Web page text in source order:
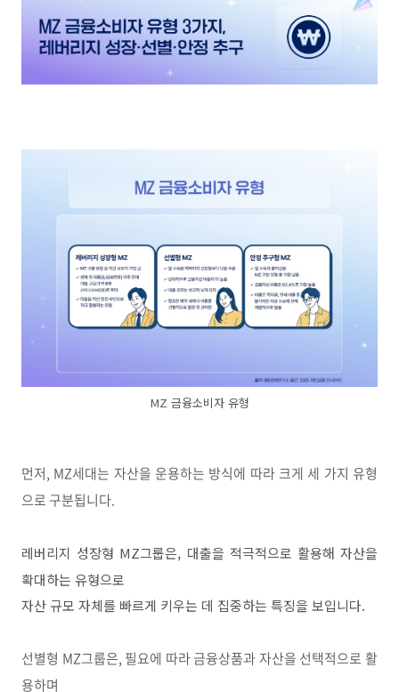
MZ 금융소비자 유형
먼저, MZ세대는 자산을 운용하는 방식에 따라 크게 세 가지 유형
으로 구분됩니다.
레버리지 성장형 MZ그룹은, 대출을 적극적으로 활용해 자산을
확대하는 유형으로
자산 규모 자체를 빠르게 키우는 데 집중하는 특징을 보입니다.
선별형 MZ그룹은, 필요에 따라 금융상품과 자산을 선택적으로 활
용하며